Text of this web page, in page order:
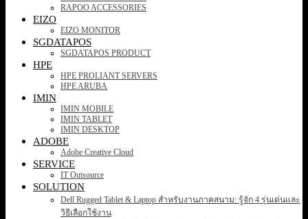
RAPOO ACCESSORIES
EIZO
EIZO MONITOR
SGDATAPOS
SGDATAPOS PRODUCT
HPE
HPE PROLIANT SERVERS
HPE ARUBA
IMIN
IMIN MOBILE
IMIN TABLET
IMIN DESKTOP
ADOBE
Adobe Creative Cloud
SERVICE
IT Outsource
SOLUTION
Dell Rugged Tablet & Laptop สำหรับงานภาคสนาม: รู้จัก 4 รุ่นเด่นและ
วิธีเลือกใช้งาน